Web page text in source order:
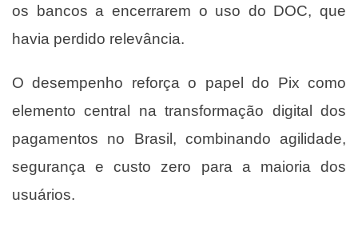
os bancos a encerrarem o uso do DOC, que
havia perdido relevância.
O desempenho reforça o papel do Pix como
elemento central na transformação digital dos
pagamentos no Brasil, combinando agilidade,
segurança e custo zero para a maioria dos
usuários.